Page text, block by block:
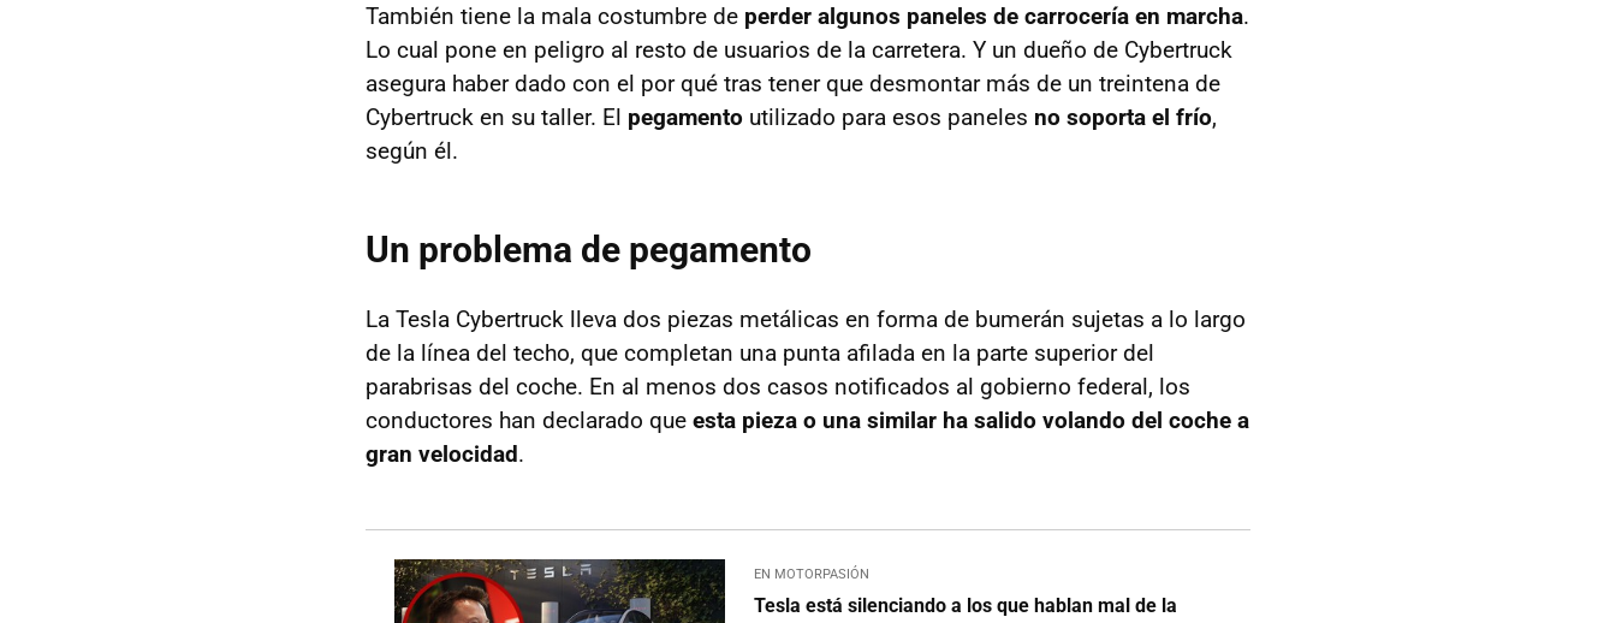
También tiene la mala costumbre de perder algunos paneles de carrocería en marcha.
Lo cual pone en peligro al resto de usuarios de la carretera. Y un dueño de Cybertruck
asegura haber dado con el por qué tras tener que desmontar más de un treintena de
Cybertruck en su taller. El pegamento utilizado para esos paneles no soporta el frío,
según él.
Un problema de pegamento
La Tesla Cybertruck lleva dos piezas metálicas en forma de bumerán sujetas a lo largo
de la línea del techo, que completan una punta afilada en la parte superior del
parabrisas del coche. En al menos dos casos notificados al gobierno federal, los
conductores han declarado que esta pieza o una similar ha salido volando del coche a
gran velocidad.
EN MOTORPASIÓN
Tesla está silenciando a los que hablan mal de la